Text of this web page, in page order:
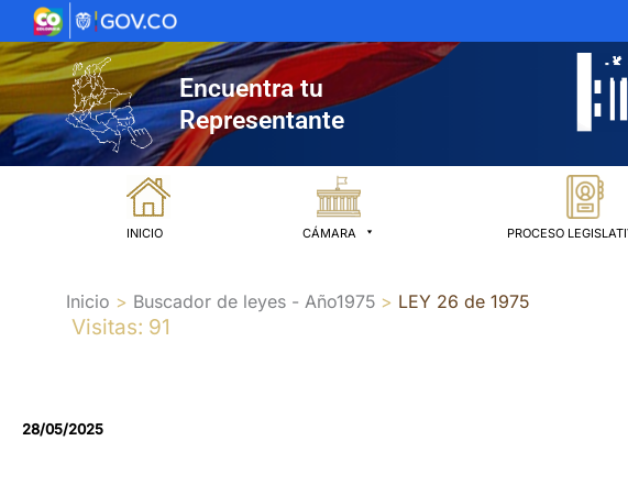
al
contenido
Encuentra tu
Representante
INICIO CÁMARA PROCESO
Inicio Buscador de leyes - Año1975 LEY 26 de 1975
Visitas: 91
28/05/2025